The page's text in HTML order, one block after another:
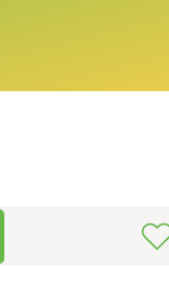
Telegram